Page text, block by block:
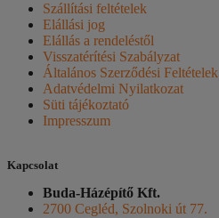
Szállítási feltételek
Elállási jog
Elállás a rendeléstől
Visszatérítési Szabályzat
Általános Szerződési Feltételek
Adatvédelmi Nyilatkozat
Süti tájékoztató
Impresszum
Kapcsolat
Buda-Házépítő Kft.
2700 Cegléd, Szolnoki út 77.